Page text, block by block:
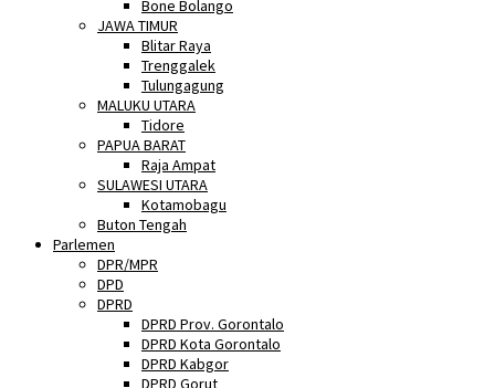
Bone Bolango
JAWA TIMUR
Blitar Raya
Trenggalek
Tulungagung
MALUKU UTARA
Tidore
PAPUA BARAT
Raja Ampat
SULAWESI UTARA
Kotamobagu
Buton Tengah
Parlemen
DPR/MPR
DPD
DPRD
DPRD Prov. Gorontalo
DPRD Kota Gorontalo
DPRD Kabgor
DPRD Gorut